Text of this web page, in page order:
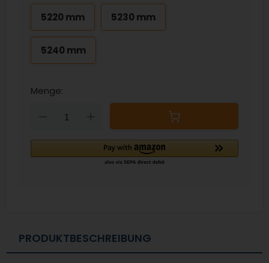
5220 mm 5230 mm
5240 mm
Menge:
Down
PRODUKTBESCHREIBUNG